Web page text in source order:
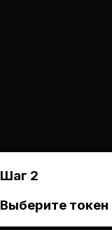
Шаг 2
Выберите